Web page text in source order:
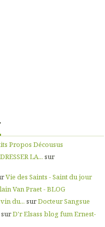
Propos Décousus
LA... sur
Vie des Saints - Saint du jour
Van Praet - BLOG
du... surDocteur Sangsue
surD'r Elsass blog fum Ernest-